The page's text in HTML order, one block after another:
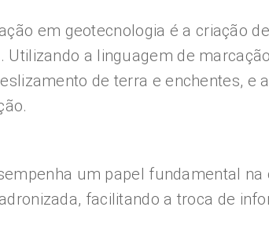
em geotecnologia é a criação
a linguagem de
de terra e enchentes, e
um papel fundamental
facilitando a troca de